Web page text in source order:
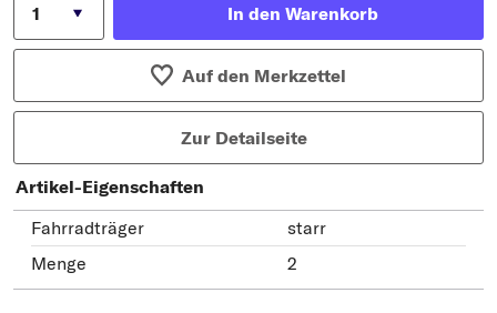
In den Warenkorb
Auf den Merkzettel
Zur Detailseite
Artikel-Eigenschaften
Fahrradträger
starr
Menge
2